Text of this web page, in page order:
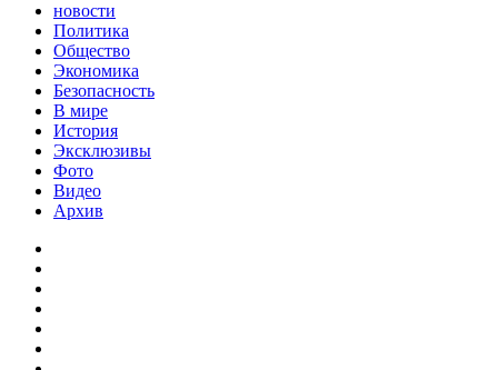
новости
Политика
Общество
Экономика
Безопасность
В мире
История
Эксклюзивы
Фото
Видео
Архив